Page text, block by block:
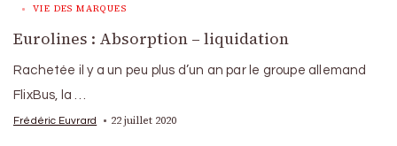
VIE DES MARQUES
Eurolines : Absorption – liquidation
Rachetée il y a un peu plus d’un an par le groupe allemand
FlixBus, la …
Frédéric Euvrard 22 juillet 2020